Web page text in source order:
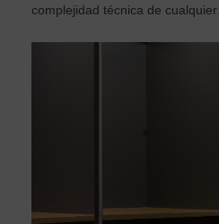
complejidad técnica de